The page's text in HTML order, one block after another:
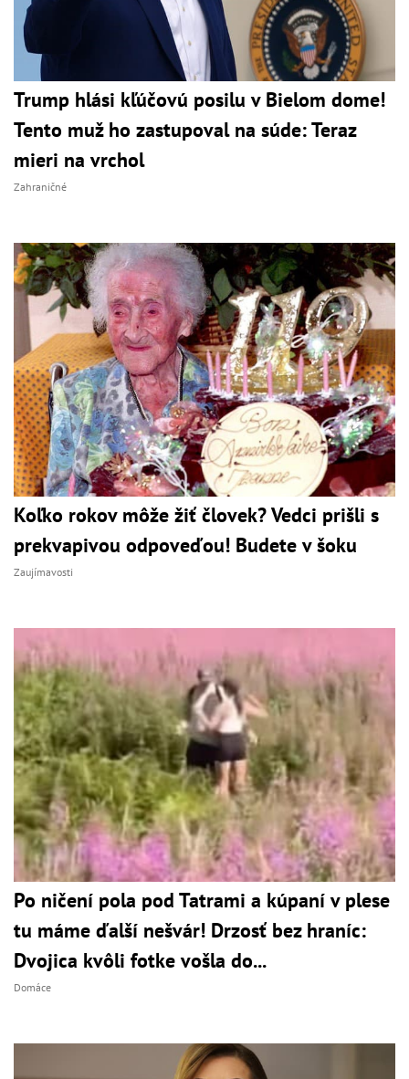
Trump hlási kľúčovú posilu v Bielom dome!
Tento muž ho zastupoval na súde: Teraz
mieri na vrchol
Zahraničné
Koľko rokov môže žiť človek? Vedci prišli s
prekvapivou odpoveďou! Budete v šoku
Zaujímavosti
Po ničení pola pod Tatrami a kúpaní v plese
tu máme ďalší nešvár! Drzosť bez hraníc:
Dvojica kvôli fotke vošla do...
Domáce